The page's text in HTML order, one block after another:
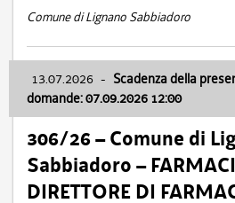
Comune di Lignano Sabbiadoro
13.07.2026 - Scadenza della
domande: 07.09.2026 12:00
306/26 – Comune di
Sabbiadoro –
DIRETTORE DI